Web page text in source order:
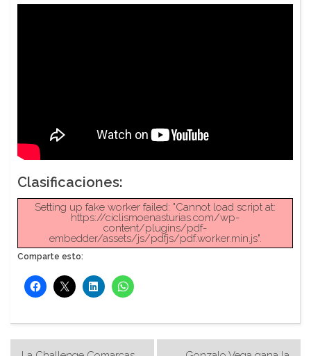
Clasificaciones:
Setting up fake worker failed: "Cannot load script at:
https://ciclismoenasturias.com/wp-
content/plugins/pdf-
embedder/assets/js/pdfjs/pdf.worker.min.js".
Comparte esto:
Navegación